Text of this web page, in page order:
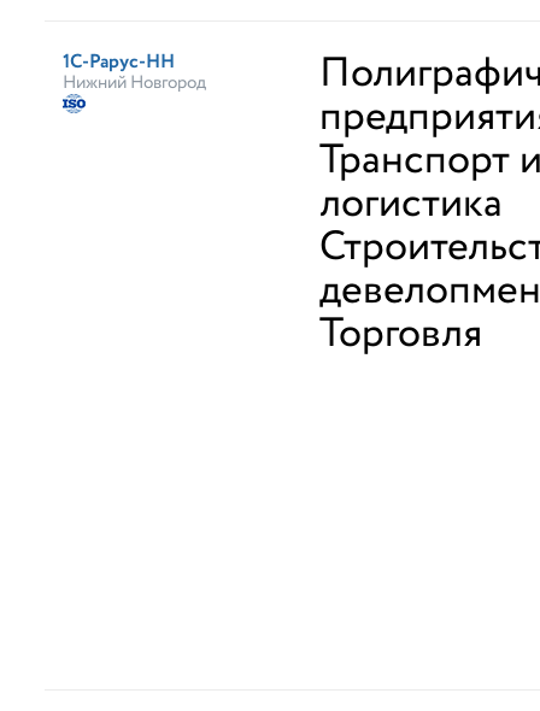
1С-Рарус-НН
Нижний Новгород
Транспорт
логистика
Торговля